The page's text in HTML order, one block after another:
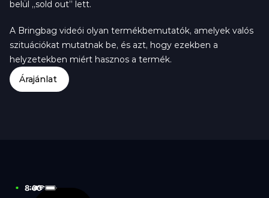
belül „sold out” lett.
A Bringbag videói olyan termékbemutatók, amelyek valós
szituációkat mutatnak be, és azt, hogy ezekben a
helyzetekben miért hasznos a termék.
Árajánlat
8:00